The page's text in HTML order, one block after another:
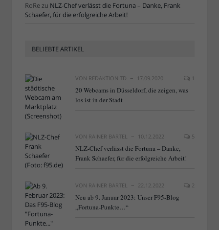
RoRe zu NLZ-Chef verlässt die Fortuna – Danke, Frank
Schaefer, für die erfolgreiche Arbeit!
BELIEBTE ARTIKEL
VON REDAKTION TD 17.09.2020 1
20 Webcams in Düsseldorf, die zeigen, was
los ist in der Stadt
VON RAINER BARTEL 10.12.2022 5
NLZ-Chef verlässt die Fortuna – Danke,
Frank Schaefer, für die erfolgreiche Arbeit!
VON RAINER BARTEL 22.12.2022 2
Neu ab 9. Januar 2023: Unser F95-Blog
„Fortuna-Punkte…“